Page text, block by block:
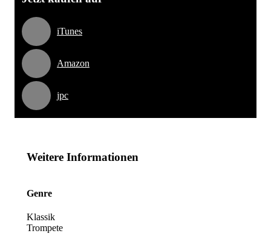
iTunes
Amazon
jpc
Weitere Informationen
Genre
Klassik
Trompete